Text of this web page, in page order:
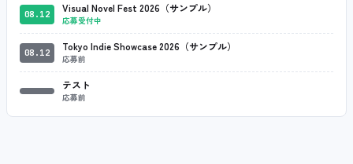
08.12 Visual Novel Fest 2026（サンプル）
応募受付中
08.12 Tokyo Indie Showcase 2026（サンプル）
応募前
テスト
応募前